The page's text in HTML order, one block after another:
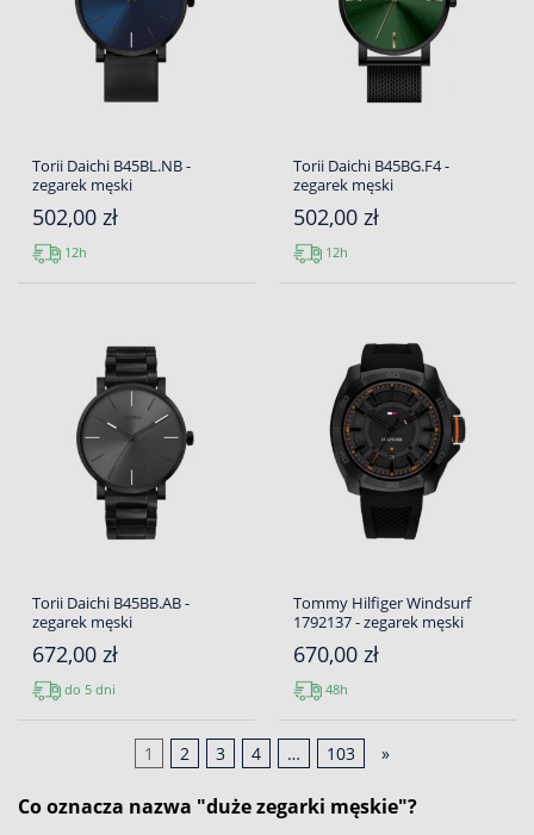
Torii Daichi B45BL.NB -
zegarek męski
502,00 zł
12h
Torii Daichi B45BG.F4 -
zegarek męski
502,00 zł
12h
Torii Daichi B45BB.AB -
zegarek męski
672,00 zł
do 5 dni
Tommy Hilfiger Windsurf
1792137 - zegarek męski
670,00 zł
48h
1 2 3 4 … 103 »
Co oznacza nazwa "duże zegarki męskie"?